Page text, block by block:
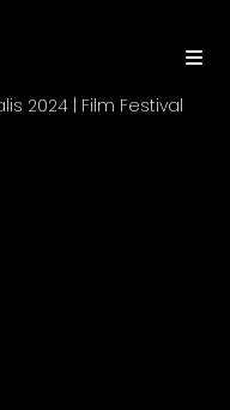
2024 | Film Festival